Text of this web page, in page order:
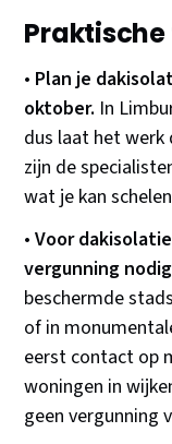
• Plan je
oktober. In
dus laat het werk
zijn de
wat je kan
•Voor
vergunning
beschermde
of in
eerst contact op
woningen in
geen vergunning